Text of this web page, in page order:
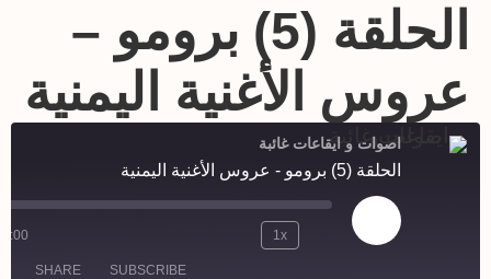
الحلقة (5) برومو –
عروس الأغنية اليمنية
اصوات و ايقاعات غائبة
الحلقة (5) برومو - عروس الأغنية اليمنية
1x
SUBSCRIBE
SHARE